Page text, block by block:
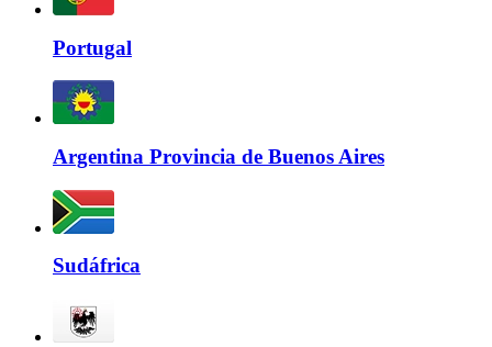
Portugal
Argentina Provincia de Buenos Aires
Sudáfrica